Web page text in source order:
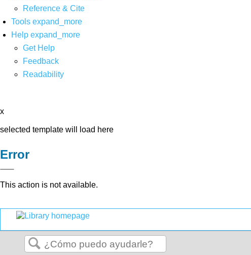
Reference & Cite
Tools expand_more
Help expand_more
Get Help
Feedback
Readability
x
selected template will load here
Error
This action is not available.